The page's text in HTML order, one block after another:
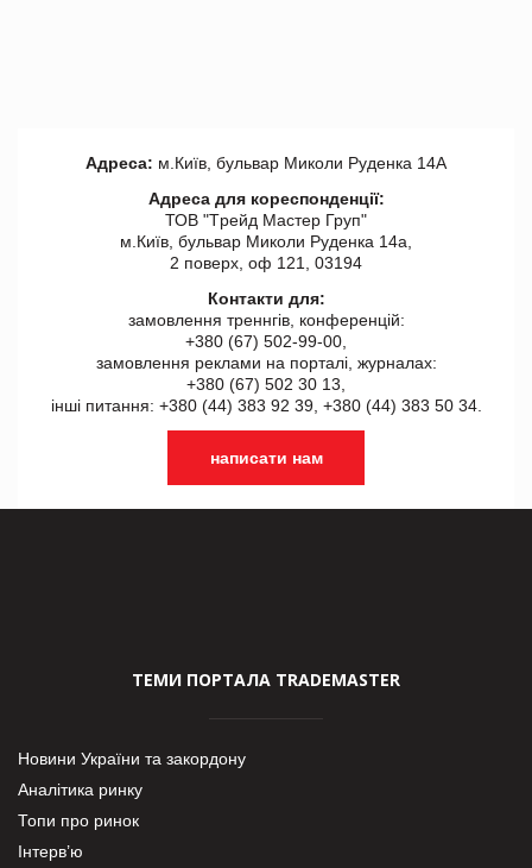
Адреса: м.Київ, бульвар Миколи Руденка 14А
Адреса для кореспонденції:
ТОВ "Tрейд Мастер Груп"
м.Київ, бульвар Миколи Руденка 14а,
2 поверх, оф 121, 03194
Контакти для:
замовлення треннгів, конференцій:
+380 (67) 502-99-00,
замовлення реклами на порталі, журналах:
+380 (67) 502 30 13,
інші питання: +380 (44) 383 92 39, +380 (44) 383 50 34.
написати нам
ТЕМИ ПОРТАЛА TRADEMASTER
Новини України та закордону
Аналітика ринку
Топи про ринок
Інтерв’ю